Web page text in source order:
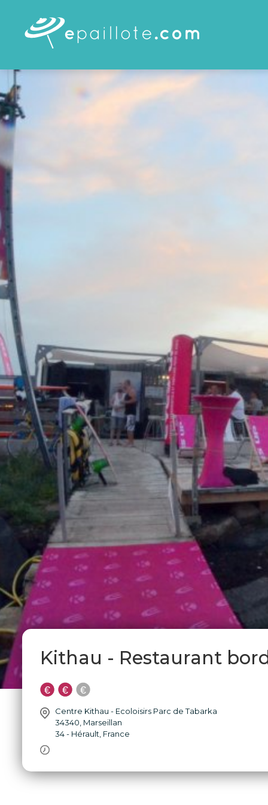
Kithau - Restaurant
Centre Kithau - Ecoloisirs Parc de Tabarka
34340 Marseillan
34 - Hérault France